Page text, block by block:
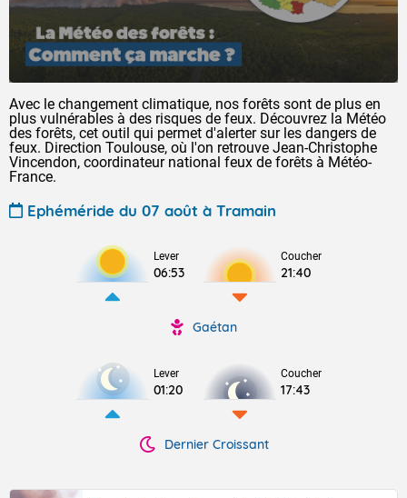
Avec le changement climatique, nos forêts sont de plus en
plus vulnérables à des risques de feux. Découvrez la Météo
des forêts, cet outil qui permet d'alerter sur les dangers de
feux. Direction Toulouse, où l'on retrouve Jean-Christophe
Vincendon, coordinateur national feux de forêts à Météo-
France.
Ephéméride du 07 août à Tramain
Lever
06:53
Coucher
21:40
Gaétan
Lever
01:20
Coucher
17:43
Dernier Croissant